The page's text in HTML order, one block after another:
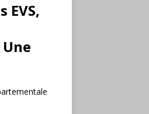
EVS,